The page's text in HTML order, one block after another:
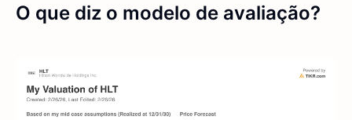
O que diz o modelo de avaliação?